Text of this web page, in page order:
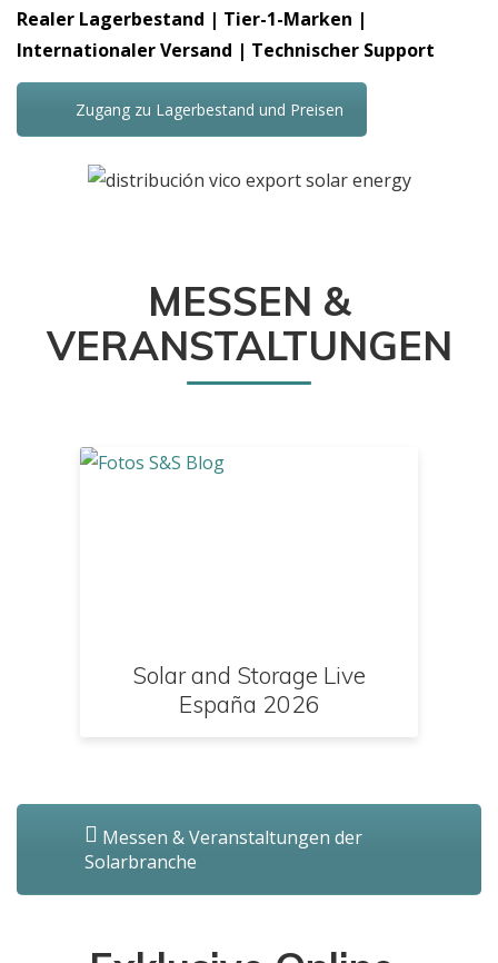
Realer Lagerbestand | Tier-1-Marken |
Internationaler Versand | Technischer Support
Zugang zu Lagerbestand und Preisen
MESSEN &
VERANSTALTUNGEN
Solar and Storage Live
España 2026
Messen & Veranstaltungen der
Solarbranche